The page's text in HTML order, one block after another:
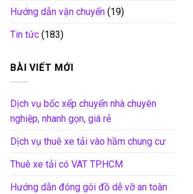
Hướng dẫn vận chuyển (19)
Tin tức (183)
BÀI VIẾT MỚI
Dịch vụ bốc xếp chuyển nhà chuyên
nghiệp, nhanh gọn, giá rẻ
Dịch vụ thuê xe tải vào hầm chung cư
Thuê xe tải có VAT TP.HCM
Hướng dẫn đóng gói đồ dễ vỡ an toàn